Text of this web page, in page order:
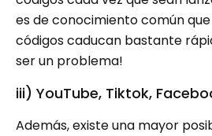
es de conocimiento común
códigos caducan bastante
ser un problema!
iii) YouTube, Tiktok,
Además, existe una mayor